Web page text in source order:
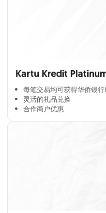
Kartu Kredit
每笔交易均可获得华侨银
灵活的礼品兑换​
合作商户优惠​